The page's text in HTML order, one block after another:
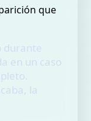
durante
en un caso
la